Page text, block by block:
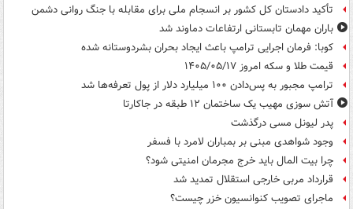
تأکید دادستان کل کشور بر انسجام ملی برای مقابله با جنگ روانی دشمن
باران مهمان تابستانی ارتفاعات دماوند شد
کوبا: فرمان اجرایی ترامپ باعث ایجاد بحران بشردوستانه شده
قیمت طلا و سکه امروز ۱۴۰۵/۰۵/۱۷
ترامپ مجبور به پس‌دادن ۱۰۰ میلیارد دلار از پول تعرفه‌ها شد
آتش سوزی مهیب یک ساختمان ۱۲ طبقه در جاکارتا
پدر لیونل مسی درگذشت
وجود شواهدی مبنی بر بمباران لامرد با فسفر
چرا بیت المال باید خرج مجرمان امنیتی شود؟
قرارداد مربی خارجی استقلال تمدید شد
ماجرای تصویب کنوانسیون خزر چیست؟